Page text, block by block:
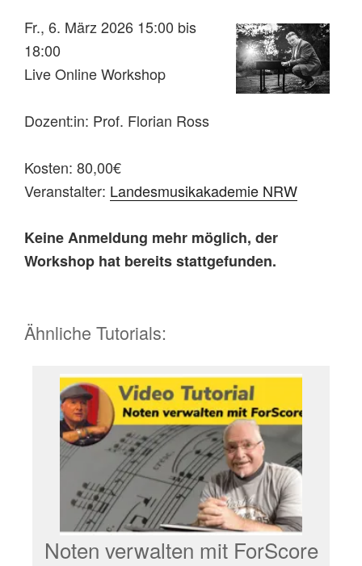
Fr., 6. März 2026 15:00 bis
18:00
Live Online Workshop
Dozent:in: Prof. Florian Ross
Kosten: 80,00€
Veranstalter: Landesmusikakademie NRW
Keine Anmeldung mehr möglich, der
Workshop hat bereits stattgefunden.
Ähnliche Tutorials:
Noten verwalten mit ForScore